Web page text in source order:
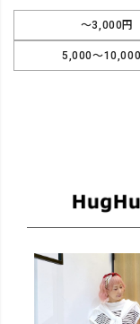
～3,000円
5,000～